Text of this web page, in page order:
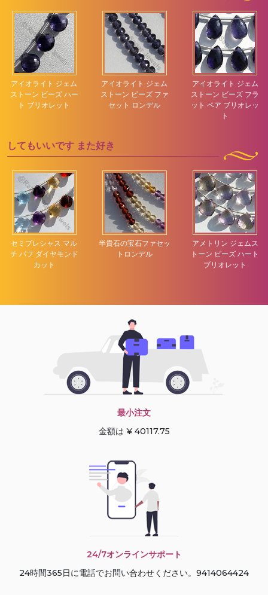
アイオライト ジェム
ストーン ビーズ ハー
ト ブリオレット
アイオライト ジェム
ストーン ビーズ ファ
セット ロンデル
アイオライト ジェム
ストーン ビーズ フラ
ット ペア ブリオレッ
ト
してもいいです また好き
セミプレシャス マル
チ パフ ダイヤモンド
カット
半貴石の宝石ファセッ
トロンデル
アメトリン ジェムス
トーン ビーズ ハート
ブリオレット
最小注文
金額は ¥ 40117.75
24/7オンラインサポート
24時間365日に電話でお問い合わせください。9414064424